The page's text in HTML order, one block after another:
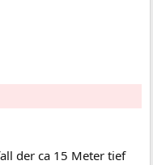
der ca 15 Meter tief